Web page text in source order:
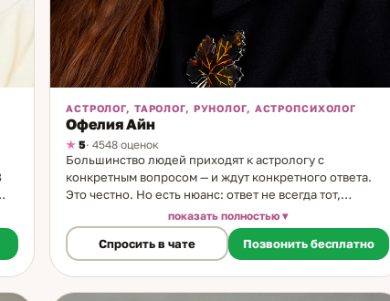
АСТРОЛОГ, ТАРОЛОГ, РУНОЛОГ, АСТРОПСИХОЛОГ
Офелия Айн
5· 4548 оценок
Большинство людей приходят к астрологу с
конкретным вопросом — и ждут конкретного ответа.
Это честно. Но есть нюанс: ответ не всегда тот,
который хотелось услышать. Я работаю именно так —
говорю то, что вижу, а не то, что ожидается. Я астролог
и таролог. Карты в моей жизни с детства — мама делала
расклады, я наблюдала. В 12 лет начала сама. В 14 —
нарисовала карты Ленорман собственноручно, потому
показать полностью
Спросить в чате Позвонить бесплатно